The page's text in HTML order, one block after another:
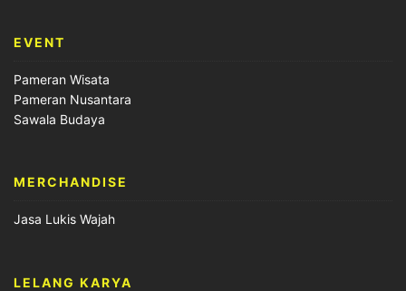
EVENT
Pameran Wisata
Pameran Nusantara
Sawala Budaya
MERCHANDISE
Jasa Lukis Wajah
LELANG KARYA